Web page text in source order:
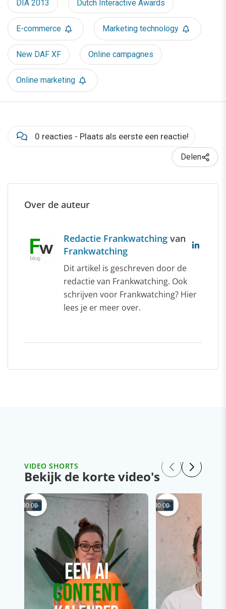
DIA 2013 Dutch Interactive Awards
E-commerce Marketing technology
New DAF XF Online campagnes
Online marketing
0 reacties - Plaats als eerste een reactie!
Delen
Over de auteur
Redactie Frankwatching van
Frankwatching
Dit artikel is geschreven door de
redactie van Frankwatching. Ook
schrijven voor Frankwatching? Hier
lees je er meer over.
VIDEO SHORTS
Bekijk de korte video's
00:00 00:00